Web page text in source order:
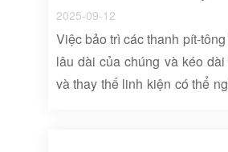
số cao có thể đạt 45 - 52HRC,
2025-09-12
Việc bảo trì các thanh pít-
lâu dài của chúng và kéo
và thay thế linh kiện có thể